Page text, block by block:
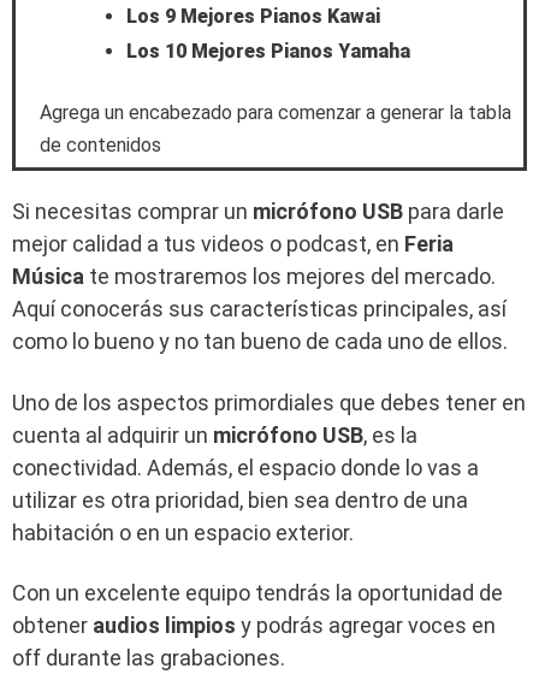
Los 9 Mejores Pianos Kawai
Los 10 Mejores Pianos Yamaha
Agrega un encabezado para comenzar a generar la tabla
de contenidos
Si necesitas comprar un micrófono USB para darle
mejor calidad a tus videos o podcast, en Feria
Música te mostraremos los mejores del mercado.
Aquí conocerás sus características principales, así
como lo bueno y no tan bueno de cada uno de ellos.
Uno de los aspectos primordiales que debes tener en
cuenta al adquirir un micrófono USB, es la
conectividad. Además, el espacio donde lo vas a
utilizar es otra prioridad, bien sea dentro de una
habitación o en un espacio exterior.
Con un excelente equipo tendrás la oportunidad de
obtener audios limpios y podrás agregar voces en
off durante las grabaciones.